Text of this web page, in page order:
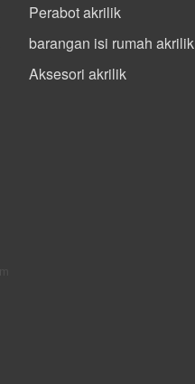
Perabot akrilik
barangan isi rumah akrilik
Aksesori akrilik